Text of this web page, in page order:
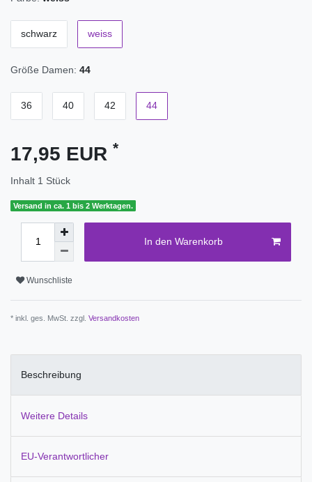
schwarz weiss
Größe Damen: 44
36 40 42 44
17,95 EUR *
Inhalt 1 Stück
Versand in ca. 1 bis 2 Werktagen.
In den Warenkorb
Wunschliste
* inkl. ges. MwSt. zzgl. Versandkosten
Beschreibung
Weitere Details
EU-Verantwortlicher